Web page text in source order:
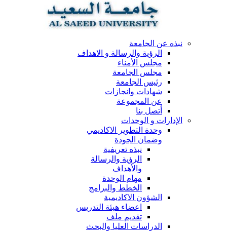
نبذه عن الجامعة
الرؤية والرسالة و الاهداف
مجلس الأمناء
مجلس الجامعة
رئيس الجامعة
شهادات وانجازات
عن المجموعة
أتصل بنا
الإدارات و الوحدات
وحدة التطوير الاكاديمي
وضمان الجودة
نبذه تعريفية
الرؤية والرسالة
والأهداف
مهام الوحدة
الخطط والبرامج
الشؤون الاكاديمية
اعضاء هيئة التدريس
تقديم ملف
الدراسات العليا والبحث